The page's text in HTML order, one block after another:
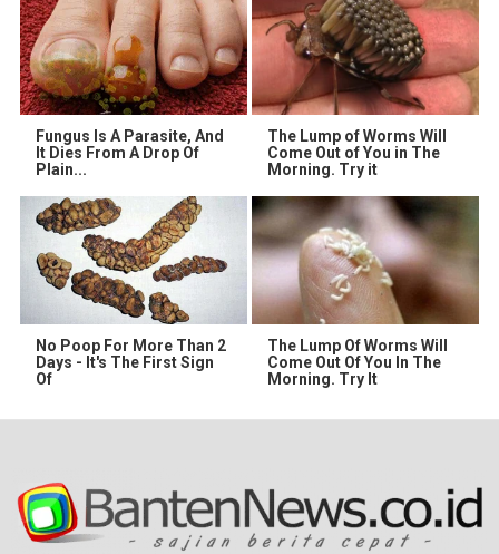
Fungus Is A Parasite, And
It Dies From A Drop Of
Plain...
The Lump of Worms Will
Come Out of You in The
Morning. Try it
No Poop For More Than 2
Days - It's The First Sign
Of
The Lump Of Worms Will
Come Out Of You In The
Morning. Try It